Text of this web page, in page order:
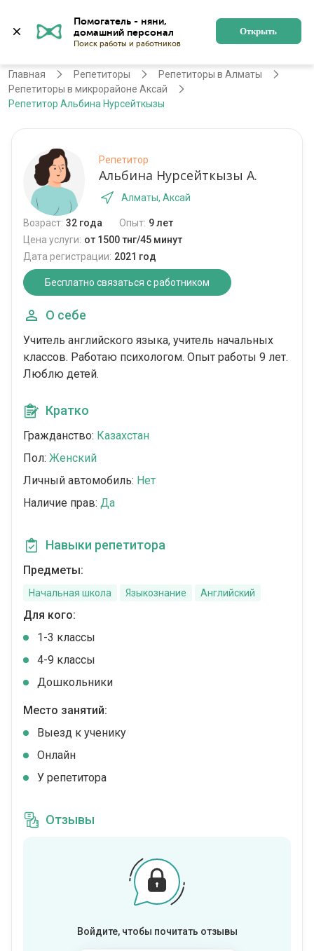
Помогатель - няни,
Поиск работы и работников
Открыть
Алматы Регистрация
Главная Репетиторы
Репетиторы в Алматы
Репетиторы в микрорайоне Аксай
Репетитор Альбина Нурсейткызы
Репетитор
Альбина Нурсейткызы А.
Алматы, Аксай
Возраст: 32 года Опыт: 9 лет
Цена услуги: от 1500 тнг/45 минут
Дата регистрации: 2021 год
Бесплатно связаться с работником
О себе
Учитель английского языка, учитель начальных
классов. Работаю психологом. Опыт работы 9 лет.
Люблю детей.
Кратко
Гражданство: Казахстан
Пол: Женский
Личный автомобиль: Нет
Наличие прав: Да
Навыки репетитора
Предметы:
Начальная школа Языкознание Английский
Для кого:
1-3 классы
4-9 классы
Дошкольники
Место занятий:
Выезд к ученику
Онлайн
У репетитора
Отзывы
Войдите, чтобы почитать отзывы